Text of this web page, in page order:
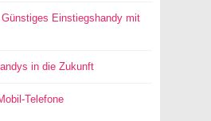
Einstiegshandy mit
in die Zukunft
Telefone